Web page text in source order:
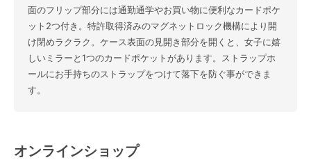
面のフリップ部分には通勤通学やお買い物に便利なカードポケ
ット2つ付き。特許取得済みのマグネットロック機構により開
け閉めラクラク。ケース表面の見開き部分を開くと、女子に嬉
しいミラーと1つのカードポケットがあります。ストラップホ
ールにお手持ちのストラップをつけて落下を防ぐ事ができま
す。
オンラインショップ